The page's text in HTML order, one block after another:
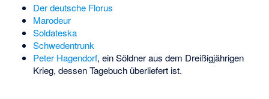
Der deutsche Florus
Marodeur
Soldateska
Schwedentrunk
Peter Hagendorf, ein Söldner aus dem Dreißigjährigen
Krieg, dessen Tagebuch überliefert ist.